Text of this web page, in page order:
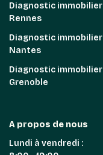
Diagnostic immobilier
Rennes
Diagnostic immobilier
Nantes
Diagnostic immobilier
Grenoble
A propos de nous
Lundi à vendredi :